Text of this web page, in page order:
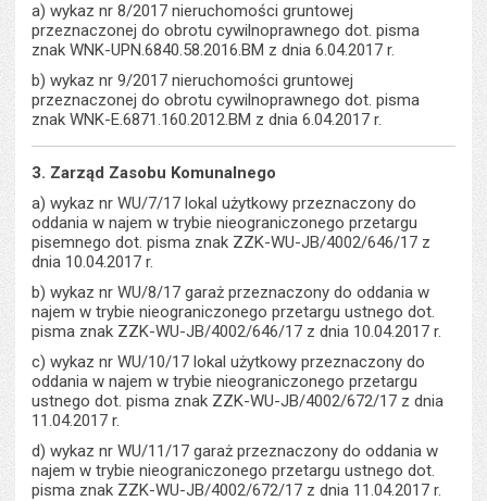
a) wykaz nr 8/2017 nieruchomości gruntowej
przeznaczonej do obrotu cywilnoprawnego dot. pisma
znak WNK-UPN.6840.58.2016.BM z dnia 6.04.2017 r.
b) wykaz nr 9/2017 nieruchomości gruntowej
przeznaczonej do obrotu cywilnoprawnego dot. pisma
znak WNK-E.6871.160.2012.BM z dnia 6.04.2017 r.
3. Zarząd Zasobu Komunalnego
a) wykaz nr WU/7/17 lokal użytkowy przeznaczony do
oddania w najem w trybie nieograniczonego przetargu
pisemnego dot. pisma znak ZZK-WU-JB/4002/646/17 z
dnia 10.04.2017 r.
b) wykaz nr WU/8/17 garaż przeznaczony do oddania w
najem w trybie nieograniczonego przetargu ustnego dot.
pisma znak ZZK-WU-JB/4002/646/17 z dnia 10.04.2017 r.
c) wykaz nr WU/10/17 lokal użytkowy przeznaczony do
oddania w najem w trybie nieograniczonego przetargu
ustnego dot. pisma znak ZZK-WU-JB/4002/672/17 z dnia
11.04.2017 r.
d) wykaz nr WU/11/17 garaż przeznaczony do oddania w
najem w trybie nieograniczonego przetargu ustnego dot.
pisma znak ZZK-WU-JB/4002/672/17 z dnia 11.04.2017 r.